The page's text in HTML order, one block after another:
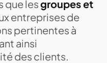
que lesgroupes et
entreprises de
pertinentes à
ainsi
des clients.